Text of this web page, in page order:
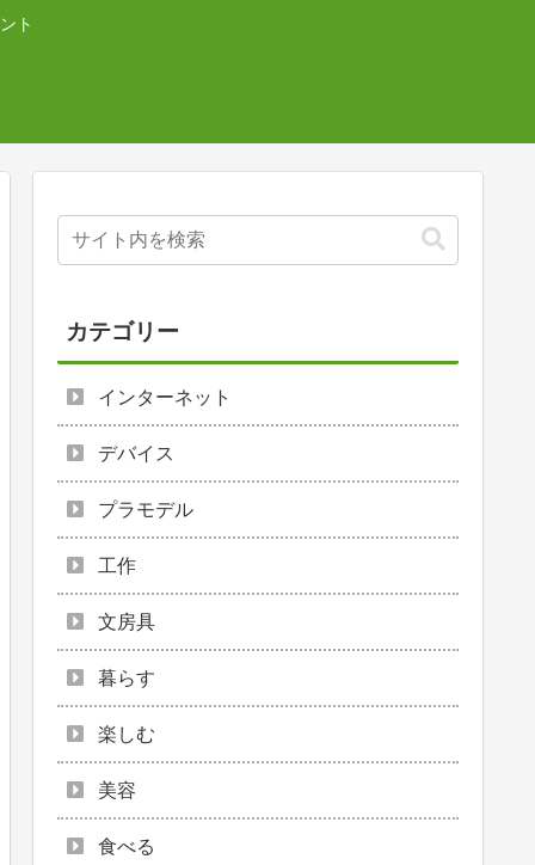
ト
カテゴリー
インターネット
デバイス
プラモデル
工作
文房具
暮らす
楽しむ
美容
食べる